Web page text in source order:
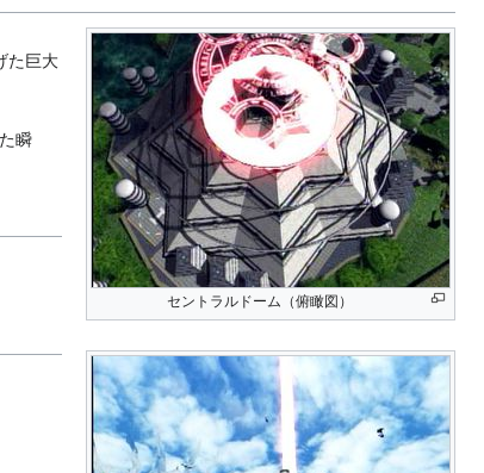
セントラルドーム（俯瞰図）
た巨大
瞬